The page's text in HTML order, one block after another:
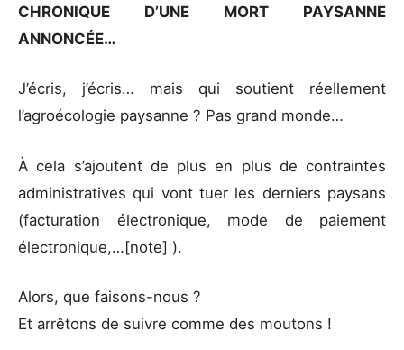
CHRONIQUE D’UNE MORT PAYSANNE
ANNONCÉE…
J’écris, j’écris… mais qui soutient réellement
l’agroécologie paysanne ? Pas grand monde…
À cela s’ajoutent de plus en plus de contraintes
administratives qui vont tuer les derniers paysans
(facturation électronique, mode de paiement
électronique,…[note] ).
Alors, que faisons-nous ?
Et arrêtons de suivre comme des moutons !